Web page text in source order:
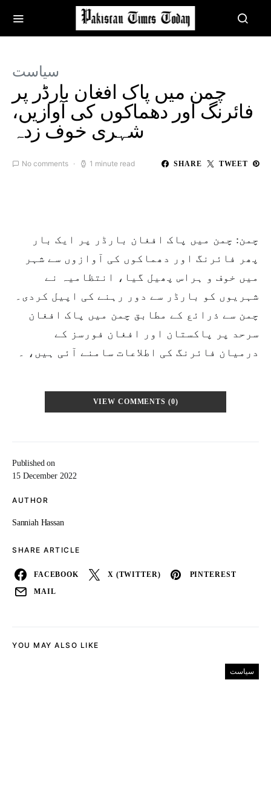
سیاست
چمن میں پاک افغان بارڈر پر
فائرنگ اور دھماکوں کی آوازیں،
شہری خوف زدہ
No comments 1 minute read SHARE TWEET
Published on
15 December 2022
AUTHOR
Sanniah Hassan
SHARE ARTICLE
FACEBOOK X (TWITTER) PINTEREST
MAIL
چمن: چمن میں پاک افغان بارڈر پر ایک بار
پھر فائرنگ اور دھماکوں کی آوازوں سے شہر
میں خوف و ہراس پھیل گیا، انتظامیہ نے
شہریوں کو بارڈر سے دور رہنے کی اپیل کردی۔
چمن سے ذرائع کے مطابق چمن میں پاک افغان
سرحد پر پاکستان اور افغان فورسز کے
درمیان فائرنگ کی اطلاعات سامنے آئی ہیں، ۔
VIEW COMMENTS (0)
YOU MAY ALSO LIKE
سیاست